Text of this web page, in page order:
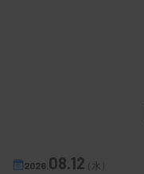
2026. 08.12（水）